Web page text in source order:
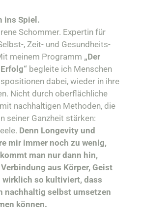
ins Spiel.
Schommer. Expertin für
, Zeit- und Gesundheits-
meinem Programm „Der
begleite ich Menschen
dabei, wieder in ihre
Nicht durch oberflächliche
nachhaltigen Methoden, die
seiner Ganzheit stärken:
Denn Longevity und
mir immer noch zu wenig,
man nur dann hin,
aus Körper, Geist
wirklich so kultiviert, dass
nachhaltig selbst umsetzen
können.